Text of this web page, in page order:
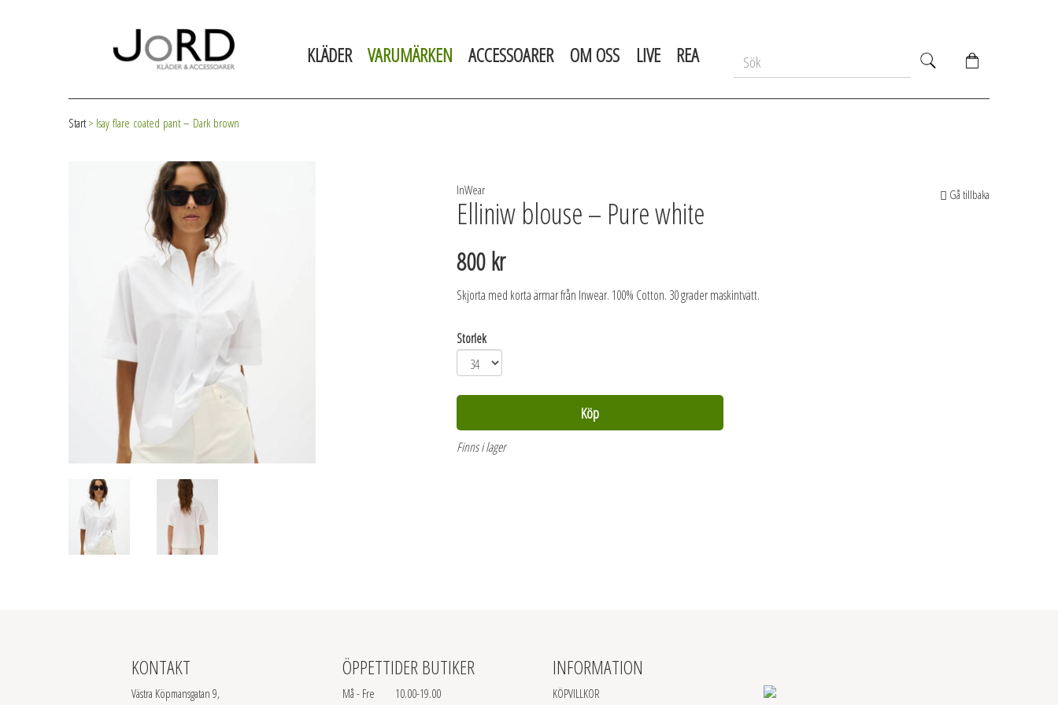
KLÄDER VARUMÄRKEN ACCESSOARER OM OSS LIVE REA
Start > Isay flare coated pant – Dark brown
Gå tillbaka
InWear
Elliniw blouse – Pure white
800 kr
Skjorta med korta ärmar från Inwear. 100% Cotton. 30 grader maskintvätt.
Storlek
Köp
Finns i lager
KONTAKT
Västra Köpmansgatan 9,
ÖPPETTIDER BUTIKER
Må - Fre 10.00-19.00
INFORMATION
KÖPVILLKOR